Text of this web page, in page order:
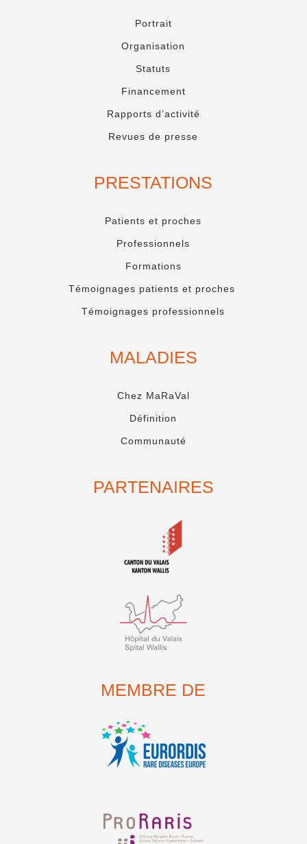
Portrait
Organisation
Statuts
Financement
Rapports d’activité
Revues de presse
PRESTATIONS
Patients et proches
Professionnels
Formations
Témoignages patients et proches
Témoignages professionnels
MALADIES
Chez MaRaVal
Définition
Communauté
PARTENAIRES
MEMBRE DE